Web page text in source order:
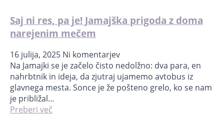
Saj ni res, pa je! Jamajška prigoda z doma
narejenim mečem
16 julija, 2025 Ni komentarjev
Na Jamajki se je začelo čisto nedolžno: dva para, en
nahrbtnik in ideja, da zjutraj ujamemo avtobus iz
glavnega mesta. Sonce je že pošteno grelo, ko se nam
je približal…
Preberi več